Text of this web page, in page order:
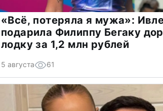
«Всё, потеряла я мужа»:
подарила Филиппу Бегаку
лодку за 1,2 млн рублей
5 августа 61